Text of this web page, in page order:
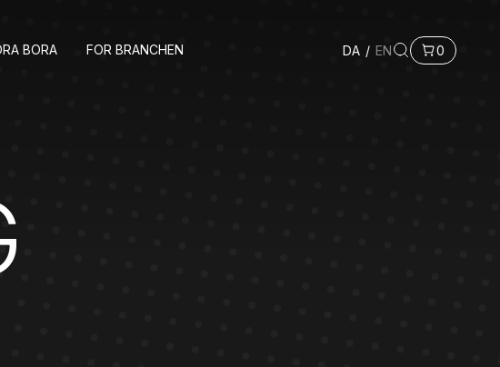
BORA FOR BRANCHEN DA / EN 0